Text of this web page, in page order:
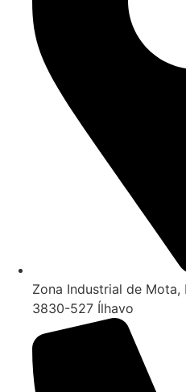
Zona Industrial de Mota,
3830-527 Ílhavo